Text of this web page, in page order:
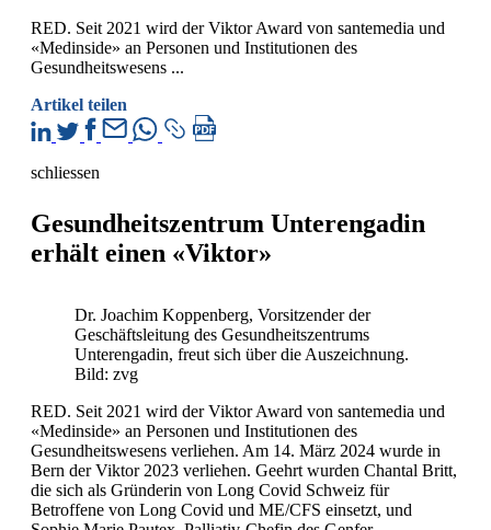
RED. Seit 2021 wird der Viktor Award von santemedia und
«Medinside» an Personen und Institutionen des
Gesundheitswesens ...
Artikel teilen
schliessen
Gesundheitszentrum Unterengadin
erhält einen «Viktor»
Dr. Joachim Koppenberg, Vorsitzender der
Geschäftsleitung des Gesundheitszentrums
Unterengadin, freut sich über die Auszeichnung.
Bild: zvg
RED. Seit 2021 wird der Viktor Award von santemedia und
«Medinside» an Personen und Institutionen des
Gesundheitswesens verliehen. Am 14. März 2024 wurde in
Bern der Viktor 2023 verliehen. Geehrt wurden Chantal Britt,
die sich als Gründerin von Long Covid Schweiz für
Betroffene von Long Covid und ME/CFS einsetzt, und